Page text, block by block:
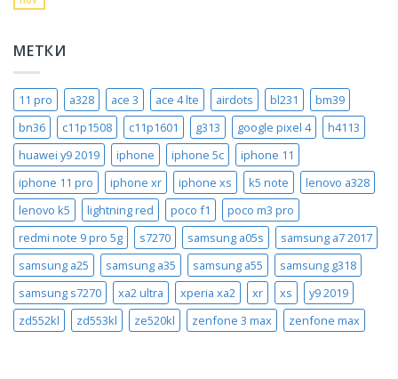
МЕТКИ
11 pro a328 ace 3 ace 4 lte airdots bl231
bm39
bn36
c11p1508 c11p1601 g313 google pixel 4
h4113
huawei y9 2019
iphone iphone 5c
iphone 11
iphone 11 pro
iphone xr iphone xs k5 note
lenovo a328
lenovo k5
lightning red poco f1
poco m3 pro
redmi note 9 pro 5g
s7270 samsung a05s
samsung a7 2017
samsung a25
samsung a35 samsung a55
samsung g318
samsung s7270
xa2 ultra xperia xa2 xr xs
y9 2019
zd552kl
zd553kl ze520kl zenfone 3 max zenfone max